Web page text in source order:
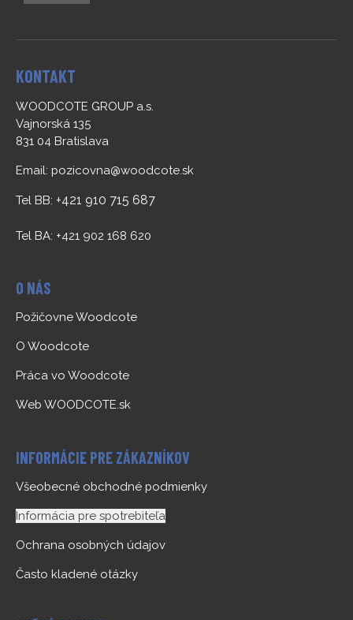
KONTAKT
WOODCOTE GROUP a.s.
Vajnorská 135
831 04 Bratislava
Email: pozicovna@woodcote.sk
Tel BB: +421 910 715 687
Tel BA: +421 902 168 620
O NÁS
Požičovne Woodcote
O Woodcote
Práca vo Woodcote
Web WOODCOTE.sk
INFORMÁCIE PRE ZÁKAZNÍKOV
Všeobecné obchodné podmienky
Informácia pre spotrebiteľa
Ochrana osobných údajov
Často kladené otázky